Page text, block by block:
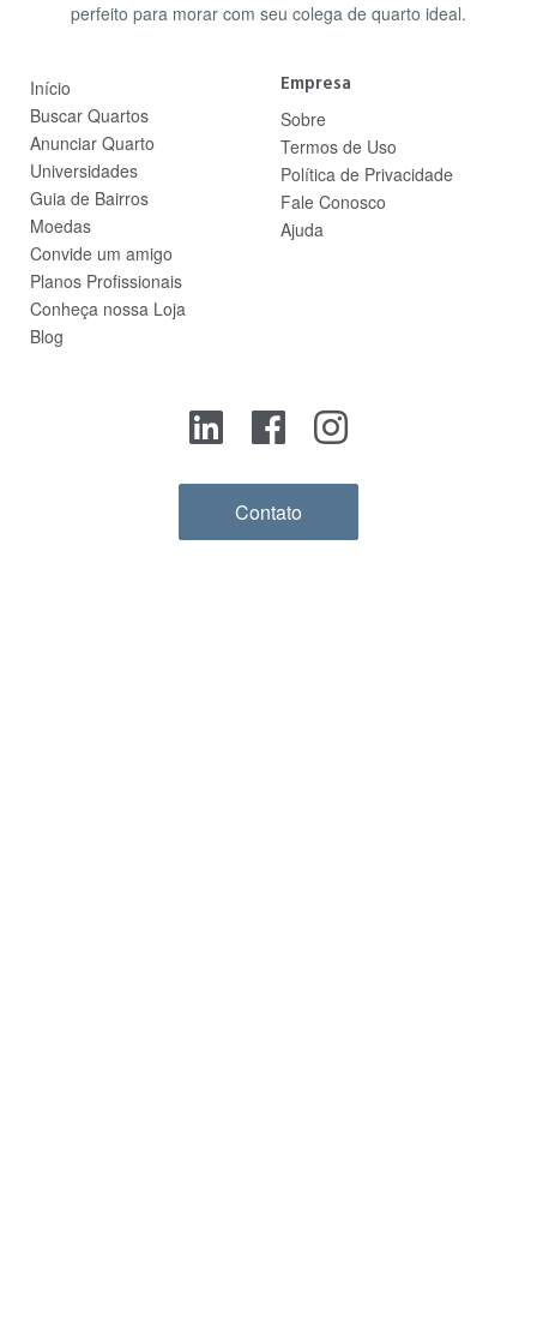
perfeito para morar com seu colega de quarto ideal.
Início
Buscar Quartos
Anunciar Quarto
Universidades
Guia de Bairros
Moedas
Convide um amigo
Planos Profissionais
Conheça nossa Loja
Blog
Empresa
Sobre
Termos de Uso
Política de Privacidade
Fale Conosco
Ajuda
Contato